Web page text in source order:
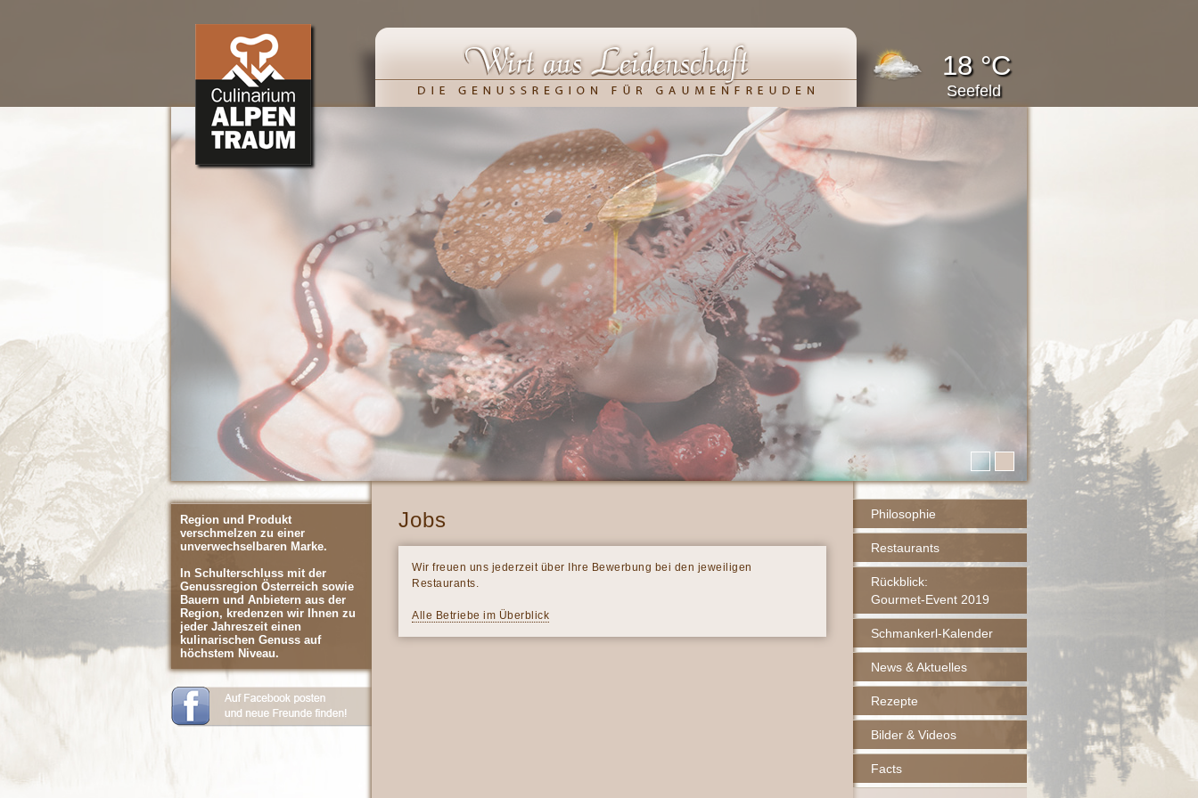
18 °C
Seefeld
Region und Produkt
verschmelzen zu einer
unverwechselbaren Marke.
In Schulterschluss mit der
Genussregion Österreich sowie
Bauern und Anbietern aus der
Region, kredenzen wir Ihnen zu
jeder Jahreszeit einen
kulinarischen Genuss auf
höchstem Niveau.
Philosophie
Restaurants
Rückblick:
Gourmet-Event 2019
Schmankerl-Kalender
News & Aktuelles
Rezepte
Bilder & Videos
Facts
Jobs
Wir freuen uns jederzeit über Ihre Bewerbung bei den jeweiligen
Restaurants.
Alle Betriebe im Überblick